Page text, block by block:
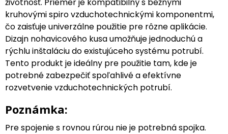
kruhovými spiro vzduchotechnickými komponentmi,
čo zaisťuje univerzálne použitie pre rôzne aplikácie.
Dizajn nohavicového kusa umožňuje jednoduchú a
rýchlu inštaláciu do existujúceho systému potrubí.
Tento produkt je ideálny pre použitie tam, kde je
potrebné zabezpečiť spoľahlivé a efektívne
rozvetvenie vzduchotechnických potrubí.
Poznámka:
Pre spojenie s rovnou rúrou nie je potrebná spojka.